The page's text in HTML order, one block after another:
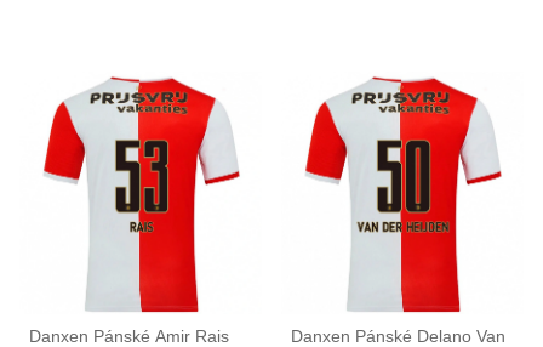
Danxen Pánské Amir Rais
Danxen Pánské Delano Van